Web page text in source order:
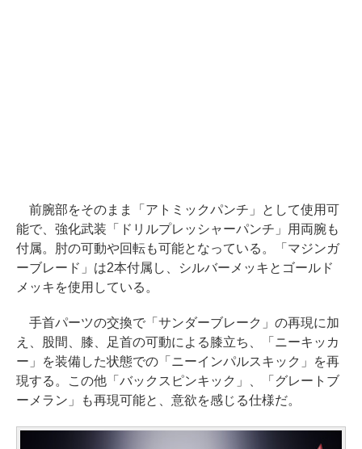
前腕部をそのまま「アトミックパンチ」として使用可
能で、強化武装「ドリルプレッシャーパンチ」用両腕も
付属。肘の可動や回転も可能となっている。「マジンガ
ーブレード」は2本付属し、シルバーメッキとゴールド
メッキを使用している。
手首パーツの交換で「サンダーブレーク」の再現に加
え、股間、膝、足首の可動による膝立ち、「ニーキッカ
ー」を装備した状態での「ニーインパルスキック」を再
現する。この他「バックスピンキック」、「グレートブ
ーメラン」も再現可能と、意欲を感じる仕様だ。